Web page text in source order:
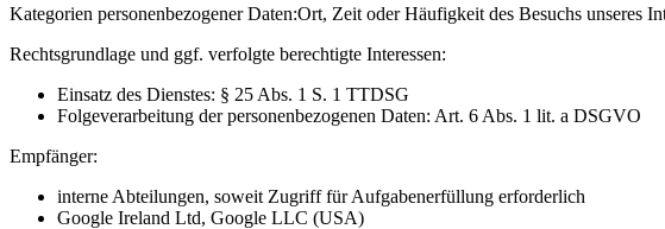
Kategorien personenbezogener Daten:Ort, Zeit oder Häufigkeit des Besuchs unseres
Rechtsgrundlage und ggf. verfolgte berechtigte Interessen:
Einsatz des Dienstes: § 25 Abs. 1 S. 1 TTDSG
Folgeverarbeitung der personenbezogenen Daten: Art. 6 Abs. 1 lit. a DSGVO
Empfänger:
interne Abteilungen, soweit Zugriff für Aufgabenerfüllung erforderlich
Google Ireland Ltd, Google LLC (USA)